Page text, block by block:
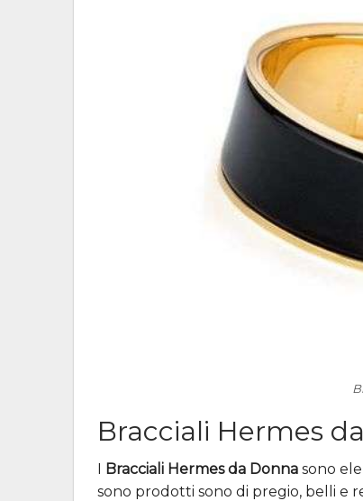
Bracciali Hermes
I Bracciali Hermes da Donna sono
sono prodotti sono di pregio, belli e